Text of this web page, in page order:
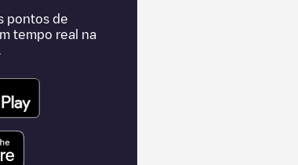
pontos de
tempo real na